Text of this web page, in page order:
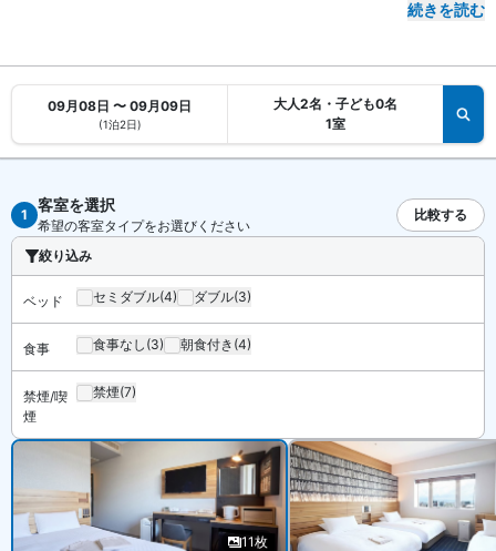
駅」も徒歩3分。空港バスが発着するハービス大阪から徒歩2分で到
ホテルは大阪駅桜橋口のレストラン街「梅三小路」を通り抜けた先
す。
【お食事、レストラン】
ります。
【館内施設・サービス】
客室数は全 471 室。インターネットは無料 WiFiが利用可能です。全
室にシモンズ社製ベッドを完備。施設は会議室のほか、PCコーナー
やコインランドリーがあります。
続きを読む
09月08日 〜 09月09日
(1泊2日)
大人2名・子ども0名
1室
1
客室を選択
希望の客室タイプをお選びください
比較する
絞り込み
ベッド セミダブル(4) ダブル(3)
食事 食事なし (3) 朝食付き (4)
禁煙/喫
煙
禁煙(7)
11枚